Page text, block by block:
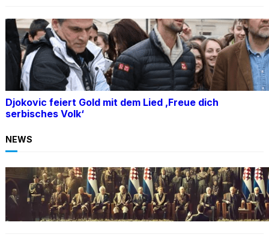
Djokovic feiert Gold mit dem Lied ‚Freue dich
serbisches Volk‘
NEWS
BOSNIEN
Ein Skandal: Čović verteidigt Herceg-Bosna
trotz Kriegsverbrechen